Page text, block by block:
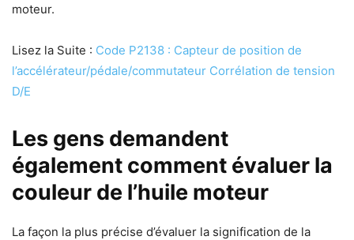
moteur.
Lisez la Suite : Code P2138 : Capteur de position de
l’accélérateur/pédale/commutateur Corrélation de tension
D/E
Les gens demandent
également comment évaluer la
couleur de l’huile moteur
La façon la plus précise d’évaluer la signification de la